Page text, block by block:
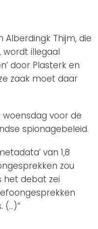
Thijm, die
illegaal
door Plasterk en
zaak moet daar
woensdag voor de
spionagebeleid.
van 1,8
zou
het debat zei
(…)”